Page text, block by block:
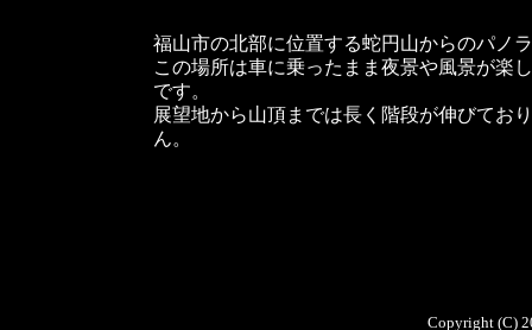
福山市の北部に位置する蛇円山からのパノ
この場所は車に乗ったまま夜景や風景が楽
です。
展望地から山頂までは長く階段が伸びてお
ん。
Copyright (C)